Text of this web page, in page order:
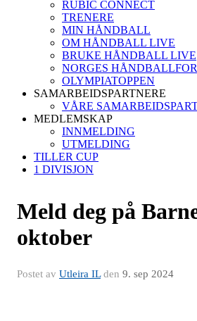
RUBIC CONNECT
TRENERE
MIN HÅNDBALL
OM HÅNDBALL LIVE
BRUKE HÅNDBALL LIVE
NORGES
OLYMPIATOPPEN
SAMARBEIDSPARTNERE
VÅRE
MEDLEMSKAP
INNMELDING
UTMELDING
TILLER CUP
1 DIVISJON
Meld deg på
oktober
Postet av Utleira ILden 9. sep 2024